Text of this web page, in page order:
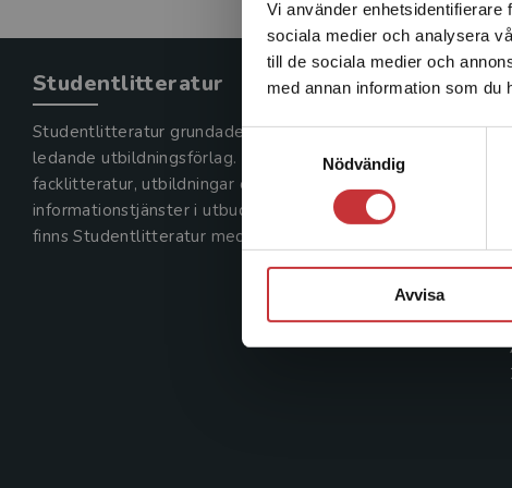
Vi använder enhetsidentifierare
sociala medier och analysera
till de sociala medier och
med annan information som du
Samtyckesval
Nödvändig
Avvisa
Studentlitteratur
Studentlitteratur grundades 1963 och är idag Sveriges
ledande utbildningsförlag. Med läromedel, kurslitteratur,
facklitteratur, utbildningar och digitala
informationstjänster i utbudet,
finns Studentlitteratur med längs hela kunskapsresan.